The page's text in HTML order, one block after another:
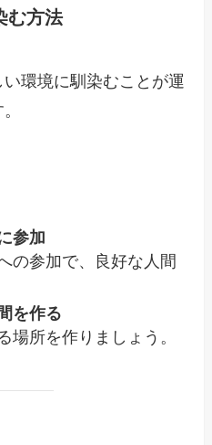
む方法
環境に馴染むことが運
参加
の参加で、良好な人間
を作る
場所を作りましょう。